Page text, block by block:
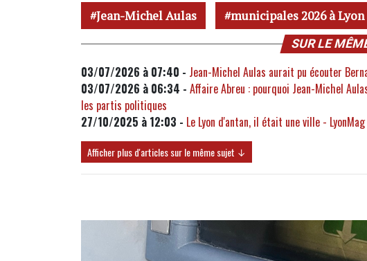
Jean-Michel Aulas municipales 2026 à Lyon
SUR LE
03/07/2026 à 07:40 - Jean-Michel Aulas aurait pu écouter
03/07/2026 à 06:34 - Affaire Abreu : pourquoi Jean-Michel
les partis politiques
27/10/2025 à 12:03 - Le Lyon d'antan, il était une ville -
Afficher plus d'articles sur le même sujet ↓